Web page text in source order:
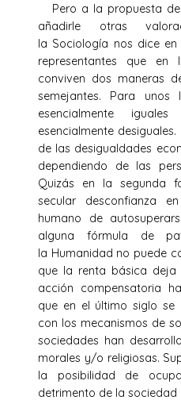
Pero a la propuesta
añadirle otras
la Sociología nos dice
representantes que
conviven dos maneras
semejantes. Para unos
esencialmente
esencialmente
de las desigualdades
dependiendo de las
Quizás en la segunda
secular desconfianza
humano de
alguna fórmula de
la Humanidad no puede
que la renta básica
acción compensatoria
que en el último siglo se
con los mecanismos de
sociedades han
morales y/o religiosas.
la posibilidad de
detrimento de la sociedad